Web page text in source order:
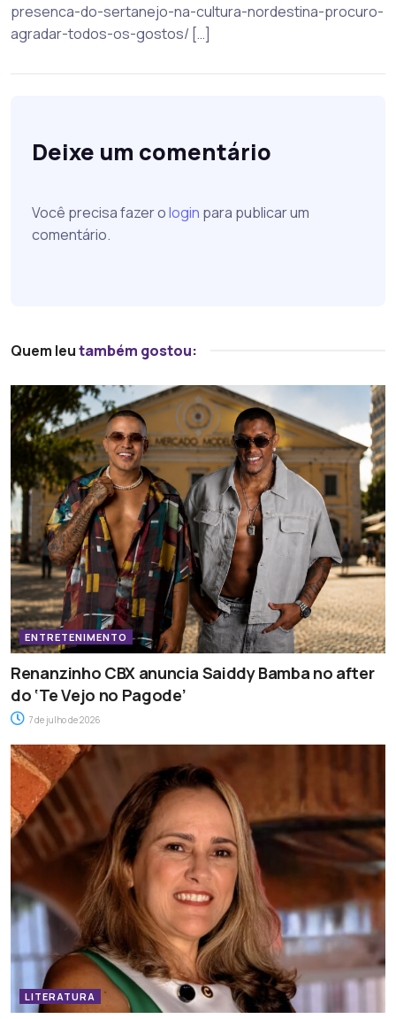
presenca-do-sertanejo-na-cultura-nordestina-procuro-
agradar-todos-os-gostos/ […]
Deixe um comentário
Você precisa fazer ologin para publicar um
comentário.
Quem leutambém gostou:
ENTRETENIMENTO
Renanzinho CBX anuncia Saiddy Bamba no after
do ‘Te Vejo no Pagode’
7 de julho de 2026
LITERATURA